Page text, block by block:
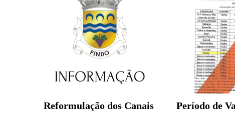
Reformulação dos Canais
Período de